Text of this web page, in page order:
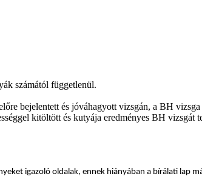
számától függetlenül.
bejelentett és jóváhagyott vizsgán, a BH
kitöltött és kutyája eredményes BH vizsgát
igazoló oldalak, ennek hiányában a bírálati lap